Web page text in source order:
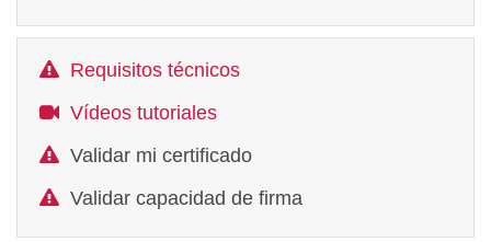
Requisitos técnicos
Vídeos tutoriales
Validar mi certificado
Validar capacidad de firma